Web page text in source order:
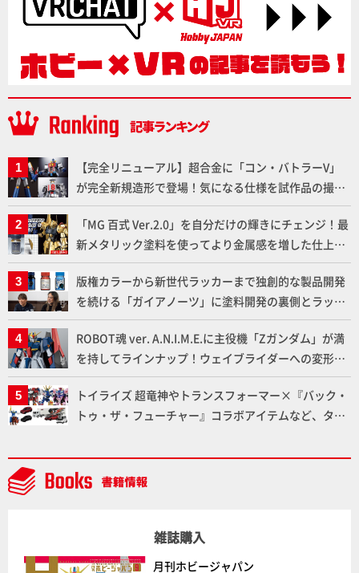
【完全リニューアル】超合金に「コン・バトラーV」
が完全新規造形で登場！気になる仕様を試作品の撮り
下ろしでご紹介!!さらに「大鉄人17」＆「ワンエイ
ト」セット情報もお届け！【超合金の魂】
「MG 百式 Ver.2.0」を自分だけの輝きにチェンジ！最
新メタリック塗料を使ってより金属感を増した仕上が
りに!!【試し読み】
版権カラーから新世代ラッカーまで独創的な製品開発
を続ける「ガイアノーツ」に塗料開発の裏側とラッカ
ー塗料の未来についてインタビュー！
ROBOT魂 ver. A.N.I.M.E.に主役機「Zガンダム」が満
を持してラインナップ！ウェイブライダーへの変形、
劇中どおりのプロポーションを再現【機動戦士Zガン
ダム】
トイライズ 超竜神やトランスフォーマー×『バック・
トゥ・ザ・フューチャー』コラボアイテムなど、タカ
NEWITEM】
雑誌購入
月刊ホビージャパン